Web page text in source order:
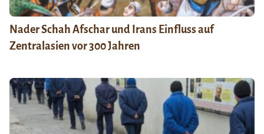
Nader Schah Afschar und Irans Einfluss auf
Zentralasien vor 300 Jahren